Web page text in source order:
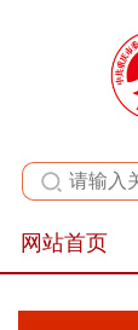
全站群
网站首页